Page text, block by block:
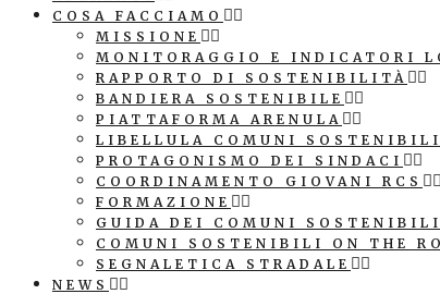
COSA FACCIAMO
MISSIONE
MONITORAGGIO E INDICATORI
RAPPORTO DI SOSTENIBILITÀ
BANDIERA SOSTENIBILE
PIATTAFORMA ARENULA
LIBELLULA COMUNI SOSTENIBILI
PROTAGONISMO DEI SINDACI
COORDINAMENTO GIOVANI RCS
FORMAZIONE
GUIDA DEI COMUNI SOSTENIBILI
COMUNI SOSTENIBILI ON THE
SEGNALETICA STRADALE
NEWS